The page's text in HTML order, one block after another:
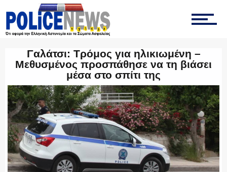
ΤΡΟΧΑΙΑ
ΟΜΑΔΑ “Ζ”
Γαλάτσι: Τρόμος για ηλικιωμένη –
Μεθυσμένος προσπάθησε να τη βιάσει
μέσα στο σπίτι της